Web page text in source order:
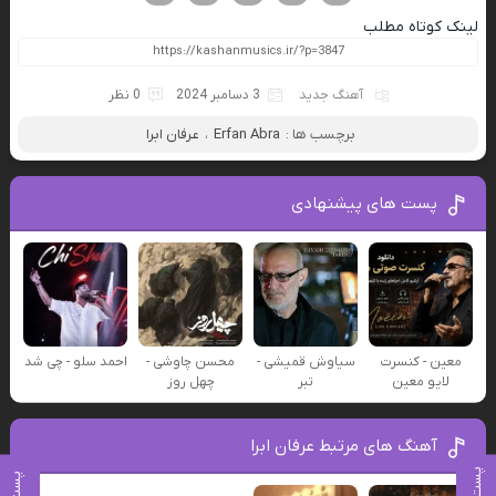
لینک کوتاه مطلب
آهنگ جدید 3 دسامبر 2024 0 نظر
برچسب ها : Erfan Abra ، عرفان ابرا
پست های پیشنهادی
معین - کنسرت
لایو معین
سیاوش قمیشی -
تبر
محسن چاوشی -
چهل روز
احمد سلو - چی شد
آهنگ های مرتبط عرفان ابرا